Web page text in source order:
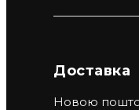
Доставка
Новою